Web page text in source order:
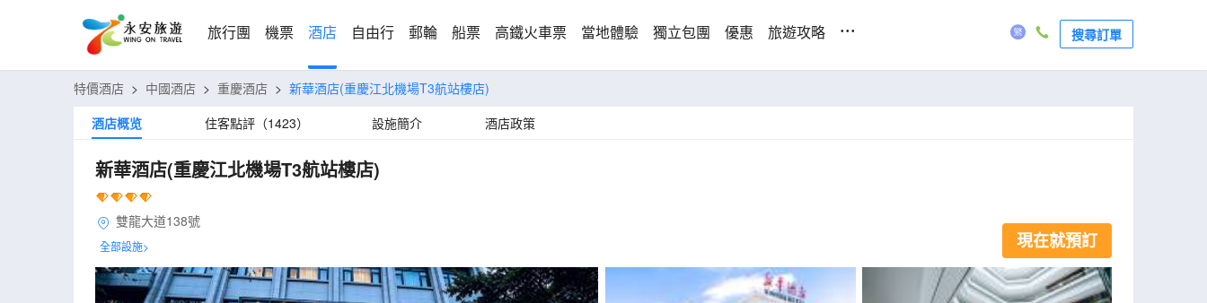
旅行團 機票 酒店 自由行 郵輪 船票 高鐵火車票 當地體驗 獨立包團 優惠 旅遊攻略 ... 搜尋訂單
特價酒店 > 中國酒店 > 重慶酒店 > 新華酒店(重慶江北機場T3航站樓店)
酒店概览
住客點評（1423） 設施簡介 酒店政策
新華酒店(重慶江北機場T3航站樓店)
雙龍大道138號
全部設施> 現在就預訂